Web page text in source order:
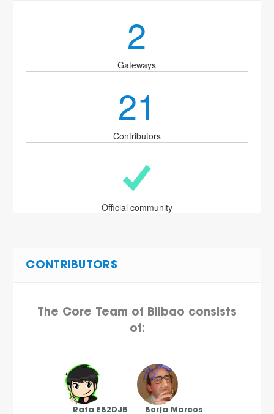
2
Gateways
21
Contributors
Official community
CONTRIBUTORS
The Core Team of Bilbao consists
of:
Rafa EB2DJB Borja Marcos